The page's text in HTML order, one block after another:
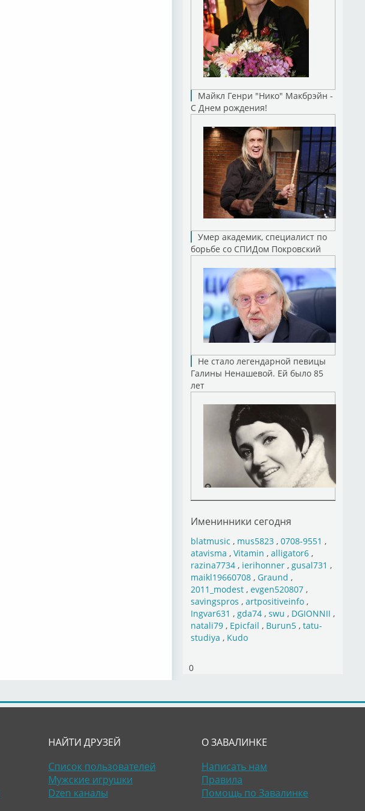
Майкл Генри "Нико" Макбрэйн -
С Днем рождения!
Умер академик, специалист по
борьбе со СПИДом Покровский
Не стало легендарной певицы
Галины Ненашевой. Ей было 85
лет
Именинники сегодня
blatmusic , mus5823, 0708-9551 ,
atavisma , Vitamin , alligator6,
razina7734, ierihonner, gusal731 ,
maikl19660708, Graund ,
2011_modest, evgen520807,
savingspros , artpositiveinfo,
Ingvar631 , gda74, swu , DGIONNII ,
natali79, Epicfail , Burun5, tatu-
studiya , Kudo
0
НАЙТИ ДРУЗЕЙ
Список пользователей
Мужские игрушки
Dzen каналы
О ЗАВАЛИНКЕ
Написать нам
Правила
Помощь по Завалинке